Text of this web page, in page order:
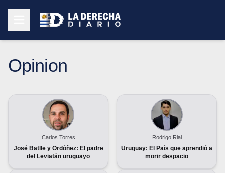
Opinion
Carlos Torres
José Batlle y Ordóñez: El padre
del Leviatán uruguayo
Rodrigo Rial
Uruguay: El País que aprendió a
morir despacio